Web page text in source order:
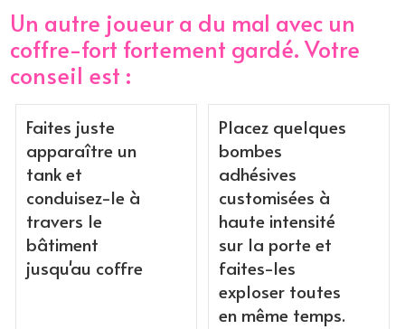
Un autre joueur a du mal avec un
coffre-fort fortement gardé. Votre
conseil est :
Faites juste
apparaître un
tank et
conduisez-le à
travers le
bâtiment
jusqu'au coffre
Placez quelques
bombes
adhésives
customisées à
haute intensité
sur la porte et
faites-les
exploser toutes
en même temps.